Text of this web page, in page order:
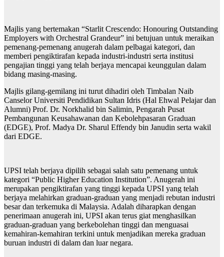
Majlis yang bertemakan “Starlit Crescendo: Honouring Outstanding
Employers with Orchestral Grandeur” ini betujuan untuk meraikan
pemenang-pemenang anugerah dalam pelbagai kategori, dan
memberi pengiktirafan kepada industri-industri serta institusi
pengajian tinggi yang telah berjaya mencapai keunggulan dalam
bidang masing-masing.
Majlis gilang-gemilang ini turut dihadiri oleh Timbalan Naib
Canselor Universiti Pendidikan Sultan Idris (Hal Ehwal Pelajar dan
Alumni) Prof. Dr. Norkhalid bin Salimin, Pengarah Pusat
Pembangunan Keusahawanan dan Kebolehpasaran Graduan
(EDGE), Prof. Madya Dr. Sharul Effendy bin Janudin serta wakil
dari EDGE.
UPSI telah berjaya dipilih sebagai salah satu pemenang untuk
kategori “Public Higher Education Institution”. Anugerah ini
merupakan pengiktirafan yang tinggi kepada UPSI yang telah
berjaya melahirkan graduan-graduan yang menjadi rebutan industri
besar dan terkemuka di Malaysia. Adalah diharapkan dengan
penerimaan anugerah ini, UPSI akan terus giat menghasilkan
graduan-graduan yang berkebolehan tinggi dan menguasai
kemahiran-kemahiran terkini untuk menjadikan mereka graduan
buruan industri di dalam dan luar negara.